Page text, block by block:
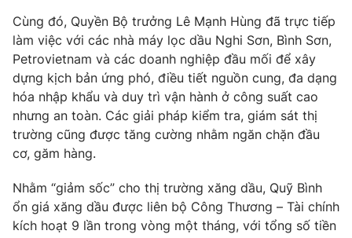
Cơ quan chủ quản: Đài Truyền hình Việt Nam
Cơ quan báo chí:Thời báo VTV
Giấy phép hoạt động báo in và báo điện tử số 483/GP-BTTTT
cấp ngày 29/12/2023
Tổng Biên tập:Vũ Thanh Thủy
Phó Tổng Biên tập:
Tổng đài VTV: 024.38 355 931 - 024.38 355 932
Ðiện thoại Thời báo VTV:
024.66 897 897
Cùng đó, Quyền Bộ trưởng Lê Mạnh Hùng đã trực tiếp
làm việc với các nhà máy lọc dầu Nghi Sơn, Bình Sơn,
Petrovietnam và các doanh nghiệp đầu mối để xây
dựng kịch bản ứng phó, điều tiết nguồn cung, đa dạng
hóa nhập khẩu và duy trì vận hành ở công suất cao
nhưng an toàn. Các giải pháp kiểm tra, giám sát thị
trường cũng được tăng cường nhằm ngăn chặn đầu
cơ, găm hàng.
Nhằm “giảm sốc” cho thị trường xăng dầu, Quỹ Bình
ổn giá xăng dầu được liên bộ Công Thương – Tài chính
kích hoạt 9 lần trong vòng một tháng, với tổng số tiền